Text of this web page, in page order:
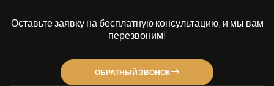
Оставьте заявку на бесплатную консультацию, и мы вам
перезвоним!
ОБРАТНЫЙ ЗВОНОК